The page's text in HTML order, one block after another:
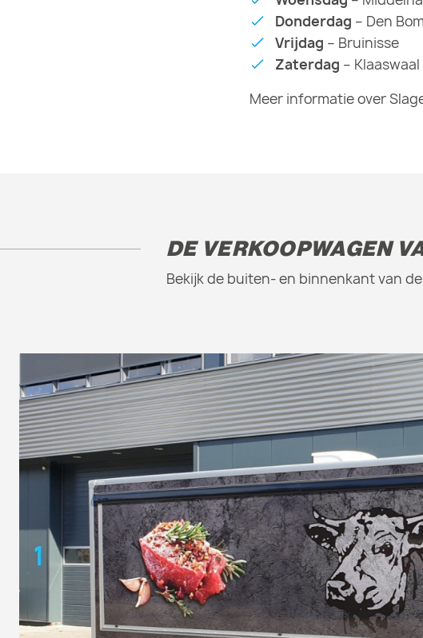
Donderdag – Den
Vrijdag – Bruinisse
Zaterdag – Klaaswaal
Meer informatie over
DE VERKOOPWAGEN
Bekijk de buiten- en binnenkant van